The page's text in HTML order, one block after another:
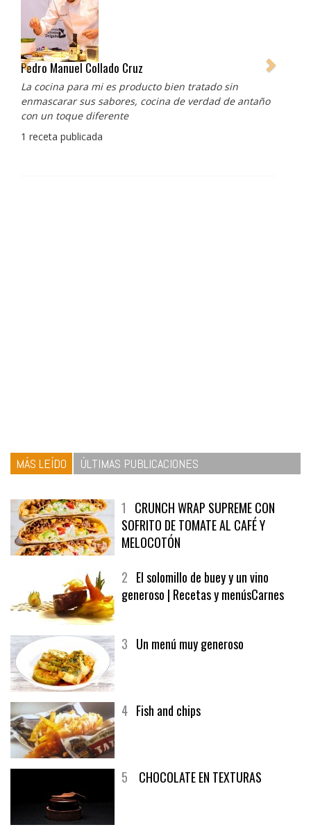
Pedro Manuel Collado Cruz
La cocina para mi es producto bien tratado sin
enmascarar sus sabores, cocina de verdad de antaño
con un toque diferente
1 receta publicada
MÁS LEÍDO ÚLTIMAS PUBLICACIONES
1 CRUNCH WRAP SUPREME CON
SOFRITO DE TOMATE AL CAFÉ Y
MELOCOTÓN
2 El solomillo de buey y un vino
generoso | Recetas y menúsCarnes
3 Un menú muy generoso
4 Fish and chips
5 CHOCOLATE EN TEXTURAS